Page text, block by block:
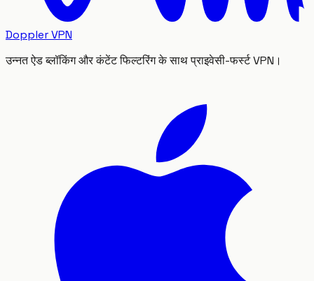
Doppler VPN
उन्नत ऐड ब्लॉकिंग और कंटेंट फिल्टरिंग के साथ प्राइवेसी-फर्स्ट VPN।